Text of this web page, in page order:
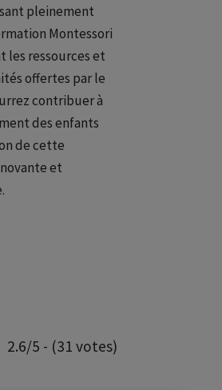
pleinement
Montessori
les ressources et
offertes par le
contribuer à
des enfants
de cette
et
2.6/5 - (31 votes)